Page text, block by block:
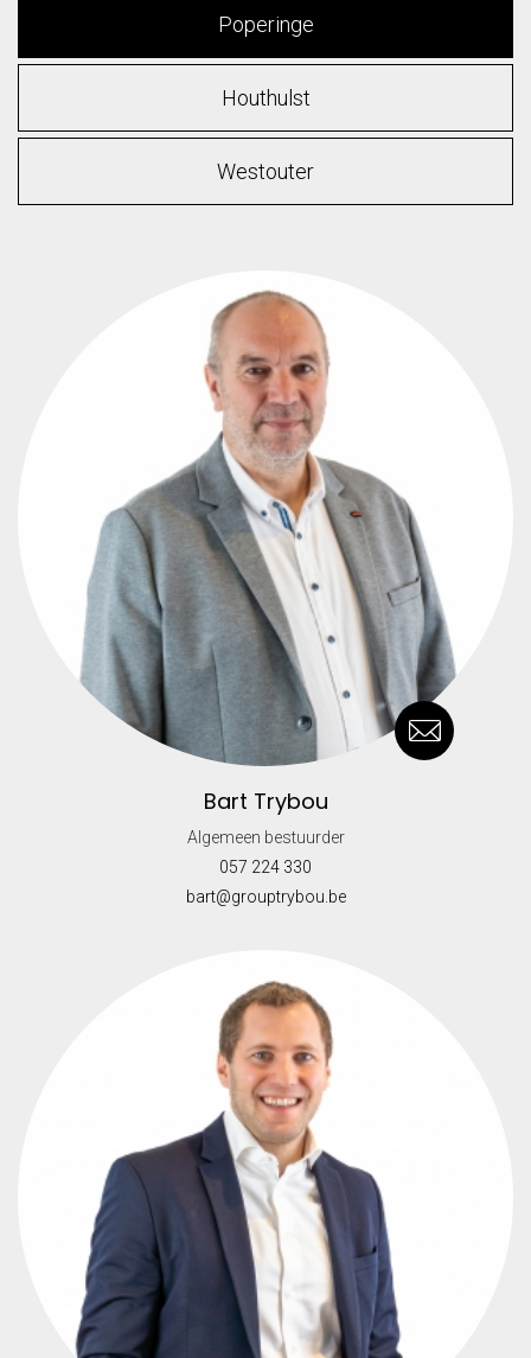
Poperinge
Houthulst
Westouter
Bart Trybou
Algemeen bestuurder
057 224 330
bart@grouptrybou.be